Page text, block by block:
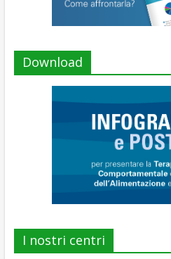
Download
I nostri centri